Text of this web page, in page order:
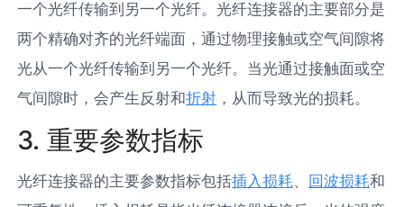
一个光纤传输到另一个光纤。光纤连接器的主要部分是
两个精确对齐的光纤端面，通过物理接触或空气间隙将
光从一个光纤传输到另一个光纤。当光通过接触面或空
气间隙时，会产生反射和折射 ，从而导致光的损耗。
3. 重要参数指标
光纤连接器的主要参数指标包括插入损耗、 回波损耗和